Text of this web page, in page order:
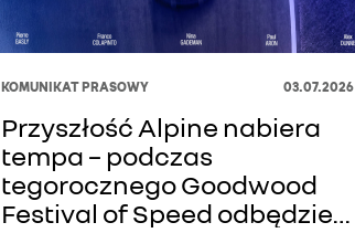
KOMUNIKAT PRASOWY 03.07.2026
Przyszłość Alpine nabiera
tempa – podczas
tegorocznego Goodwood
Festival of Speed odbędzie